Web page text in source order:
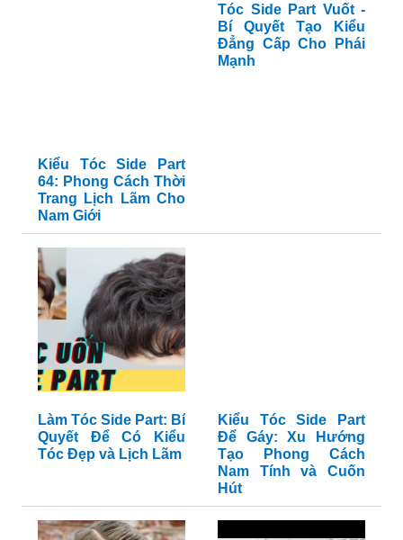
Kiểu Tóc Side Part
64: Phong Cách Thời
Trang Lịch Lãm Cho
Nam Giới
Tóc Side Part Vuốt -
Bí Quyết Tạo Kiểu
Đẳng Cấp Cho Phái
Mạnh
Làm Tóc Side Part: Bí
Quyết Để Có Kiểu
Tóc Đẹp và Lịch Lãm
Kiểu Tóc Side Part
Để Gáy: Xu Hướng
Tạo Phong Cách
Nam Tính và Cuốn
Hút